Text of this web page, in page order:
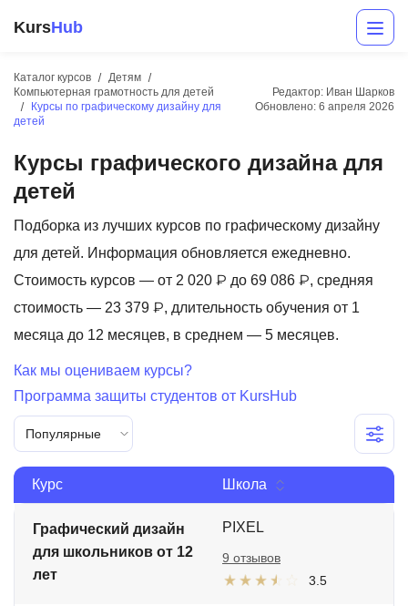
KursHub
Каталог курсов
Детям
Компьютерная грамотность для детей
Курсы по графическому дизайну для
детей
Редактор: Иван Шарков
Обновлено: 6 апреля 2026
Курсы графического дизайна для
детей
Подборка из лучших курсов по графическому дизайну
для детей. Информация обновляется ежедневно.
Стоимость курсов — от 2 020 ₽ до 69 086 ₽, средняя
стоимость — 23 379 ₽, длительность обучения от 1
месяца до 12 месяцев, в среднем — 5 месяцев.
Как мы оцениваем курсы?
Программа защиты студентов от KursHub
Популярные
Курс Школа
Графический дизайн
для школьников от 12
лет
PIXEL
3.5
9 отзывов
Разработка
Маркетинг
Менеджмент
Иностранные языки
Soft Skills
ДПО
Детям
Акции и промокоды